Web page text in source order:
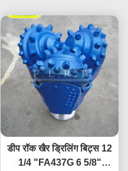
डीप रॉक खैर ड्रिलिंग बिट्स 12
1/4 "FA437G 6 5/8"